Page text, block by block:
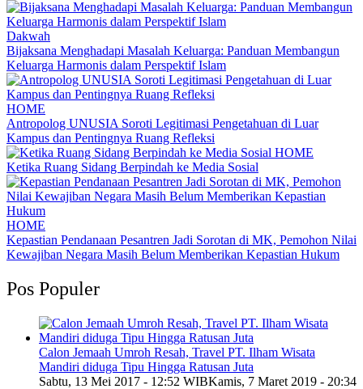
Dakwah
Bijaksana Menghadapi Masalah Keluarga: Panduan Membangun
Keluarga Harmonis dalam Perspektif Islam
HOME
Antropolog UNUSIA Soroti Legitimasi Pengetahuan di Luar
Kampus dan Pentingnya Ruang Refleksi
HOME
Ketika Ruang Sidang Berpindah ke Media Sosial
HOME
Kepastian Pendanaan Pesantren Jadi Sorotan di MK, Pemohon Nilai
Kewajiban Negara Masih Belum Memberikan Kepastian Hukum
Pos Populer
Calon Jemaah Umroh Resah, Travel PT. Ilham Wisata
Mandiri diduga Tipu Hingga Ratusan Juta
Sabtu, 13 Mei 2017 - 12:52 WIBKamis, 7 Maret 2019 - 20:34